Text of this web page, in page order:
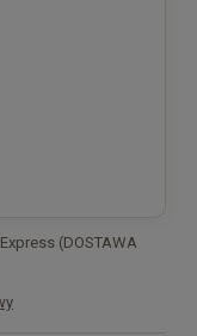
(DOSTAWA